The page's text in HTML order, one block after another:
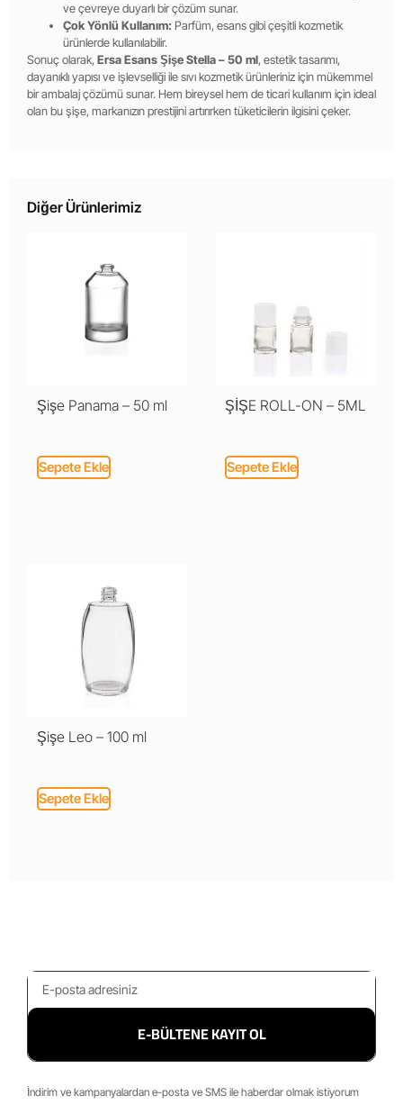
ve çevreye duyarlı bir çözüm sunar.
Çok Yönlü Kullanım: Parfüm, esans gibi çeşitli kozmetik
ürünlerde kullanılabilir.
Sonuç olarak, Ersa Esans Şişe Stella – 50 ml, estetik tasarımı,
dayanıklı yapısı ve işlevselliği ile sıvı kozmetik ürünleriniz için mükemmel
bir ambalaj çözümü sunar. Hem bireysel hem de ticari kullanım için ideal
olan bu şişe, markanızın prestijini artırırken tüketicilerin ilgisini çeker.
Diğer Ürünlerimiz
Şişe Panama – 50 ml
Sepete Ekle
ŞİŞE ROLL-ON – 5ML
Sepete Ekle
Şişe Leo – 100 ml
Sepete Ekle
E-BÜLTENE KAYIT OL
İndirim ve kampanyalardan e-posta ve SMS ile haberdar olmak istiyorum